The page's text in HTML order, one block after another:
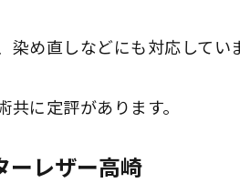
染め直しなどにも対応してい
共に定評があります。
ーレザー高崎